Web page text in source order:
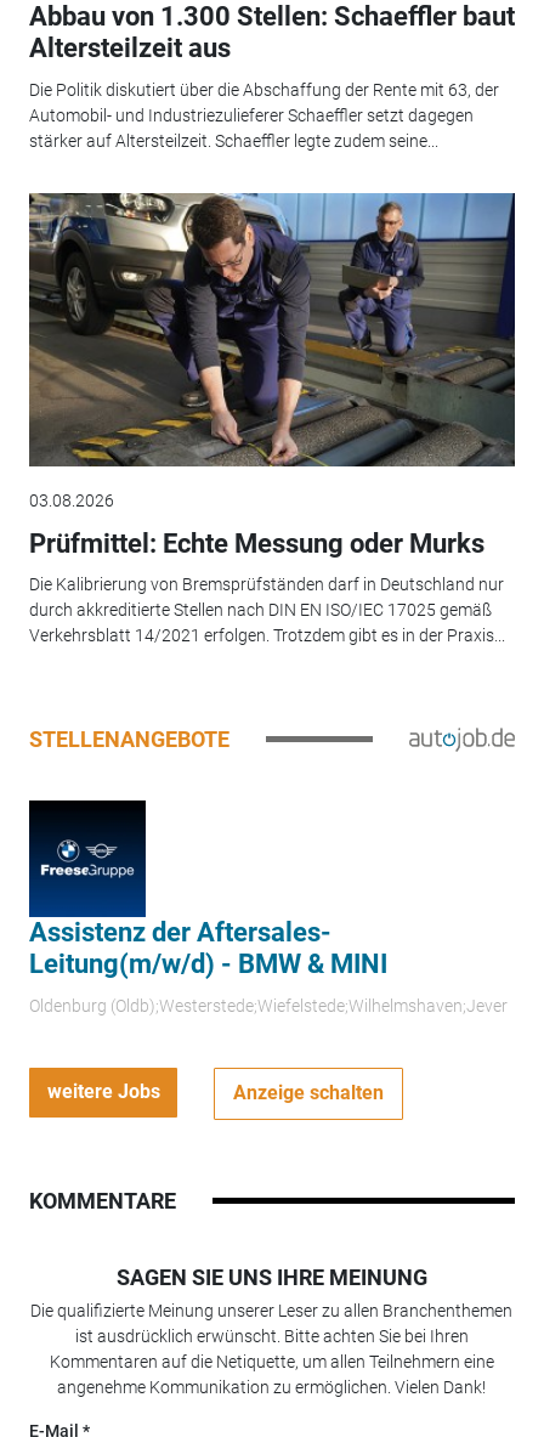
Abbau von 1.300 Stellen: Schaeffler baut
Altersteilzeit aus
Die Politik diskutiert über die Abschaffung der Rente mit 63, der
Automobil- und Industriezulieferer Schaeffler setzt dagegen
stärker auf Altersteilzeit. Schaeffler legte zudem seine...
03.08.2026
Prüfmittel: Echte Messung oder Murks
Die Kalibrierung von Bremsprüfständen darf in Deutschland nur
durch akkreditierte Stellen nach DIN EN ISO/IEC 17025 gemäß
Verkehrsblatt 14/2021 erfolgen. Trotzdem gibt es in der Praxis...
STELLENANGEBOTE
Assistenz der Aftersales-
Leitung(m/w/d) - BMW & MINI
Oldenburg (Oldb);Westerstede;Wiefelstede;Wilhelmshaven;Jever
weitere Jobs Anzeige schalten
KOMMENTARE
SAGEN SIE UNS IHRE MEINUNG
Die qualifizierte Meinung unserer Leser zu allen Branchenthemen
ist ausdrücklich erwünscht. Bitte achten Sie bei Ihren
Kommentaren auf die Netiquette, um allen Teilnehmern eine
angenehme Kommunikation zu ermöglichen. Vielen Dank!
E-Mail